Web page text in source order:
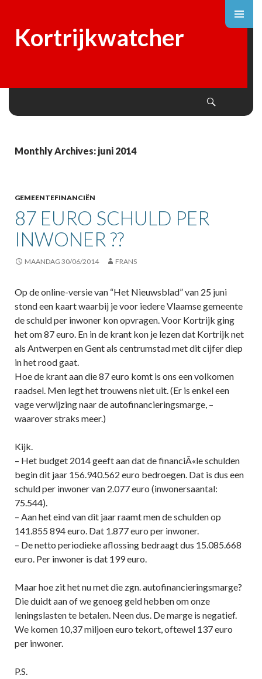
Kortrijkwatcher
Monthly Archives: juni 2014
GEMEENTEFINANCIËN
87 EURO SCHULD PER
INWONER ??
MAANDAG 30/06/2014 FRANS
Op de online-versie van “Het Nieuwsblad” van 25 juni
stond een kaart waarbij je voor iedere Vlaamse gemeente
de schuld per inwoner kon opvragen. Voor Kortrijk ging
het om 87 euro. En in de krant kon je lezen dat Kortrijk net
als Antwerpen en Gent als centrumstad met dit cijfer diep
in het rood gaat.
Hoe de krant aan die 87 euro komt is ons een volkomen
raadsel. Men legt het trouwens niet uit. (Er is enkel een
vage verwijzing naar de autofinancieringsmarge, –
waarover straks meer.)
Kijk.
– Het budget 2014 geeft aan dat de financiÃ«le schulden
begin dit jaar 156.940.562 euro bedroegen. Dat is dus een
schuld per inwoner van 2.077 euro (inwonersaantal:
75.544).
– Aan het eind van dit jaar raamt men de schulden op
141.855 894 euro. Dat 1.877 euro per inwoner.
– De netto periodieke aflossing bedraagt dus 15.085.668
euro. Per inwoner is dat 199 euro.
Maar hoe zit het nu met die zgn. autofinancieringsmarge?
Die duidt aan of we genoeg geld hebben om onze
leningslasten te betalen. Neen dus. De marge is negatief.
We komen 10,37 miljoen euro tekort, oftewel 137 euro
per inwoner.
P.S.